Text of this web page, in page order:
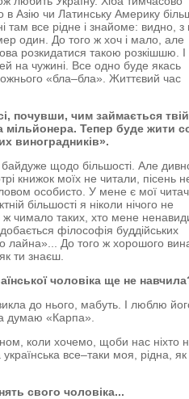
в Азію чи Латинську Америку
все рідне і знайоме: видно, з
один. До того ж хоч і мало, але
розкидатися такою розкішшю. І
на чужині. Все одно буде якась
«бла–бла». Життєвий час
почувши, чим займається твій
Тепер буде жити
виноградників».
щодо більшості. Але
книжок моїх не читали, пісень
особисто. У мене є мої
більшості я ніколи нічого не
чимало таких, хто мене
філософія буддійських
лайна»... До того ж хорошого
ти знаєш.
чоловіка ще не
до нього, мабуть. І люблю
думаю «Карпа».
коли хочемо, щоби нас ніхто
все–таки моя, рідна, як
свого чоловіка...